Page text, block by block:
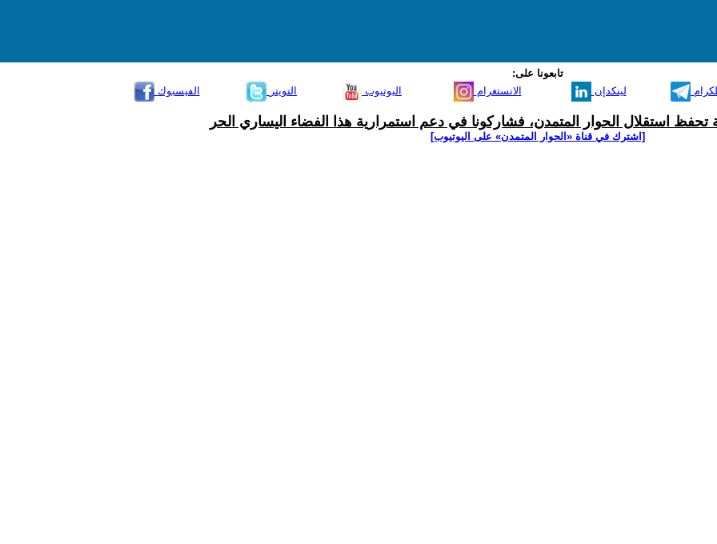
تابعونا على:
الفيسبوك
التويتر اليوتيوب الانستغرام لينكدإن
تحفظ استقلال الحوار المتمدن، فشاركونا في دعم استمرارية هذا الفضاء اليساري الحر
[اشترك في قناة ‫«الحوار المتمدن» على اليوتيوب]